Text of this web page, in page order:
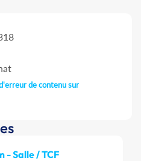
de contenu sur
- Salle / TCF